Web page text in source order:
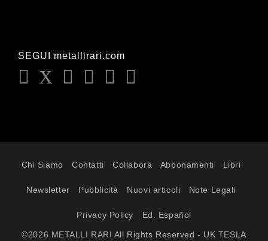
SEGUI metallirari.com
Chi Siamo Contatti Collabora Abbonamenti Libri
Newsletter Pubblicità Nuovi articoli Note Legali
Privacy Policy Ed. Español
©2026 METALLI RARI All Rights Reserved - UK TESLA